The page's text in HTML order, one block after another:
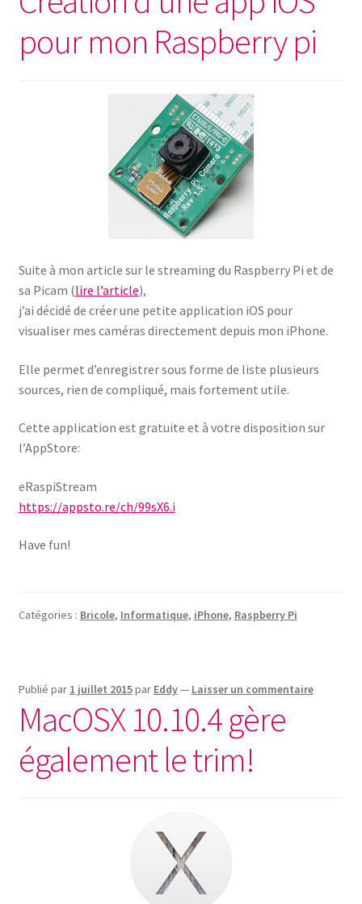
pour mon Raspberry pi
Suite à mon article sur le streaming du Raspberry Pi et de
sa Picam (lire l’article),
j’ai décidé de créer une petite application iOS pour
visualiser mes caméras directement depuis mon iPhone.
Elle permet d’enregistrer sous forme de liste plusieurs
sources, rien de compliqué, mais fortement utile.
Cette application est gratuite et à votre disposition sur
l’AppStore:
eRaspiStream
https://appsto.re/ch/99sX6.i
Have fun!
Catégories : Bricole, Informatique, iPhone, Raspberry Pi
Publié par 1 juillet 2015par Eddy— Laisser un commentaire
MacOSX 10.10.4 gère
également le trim!